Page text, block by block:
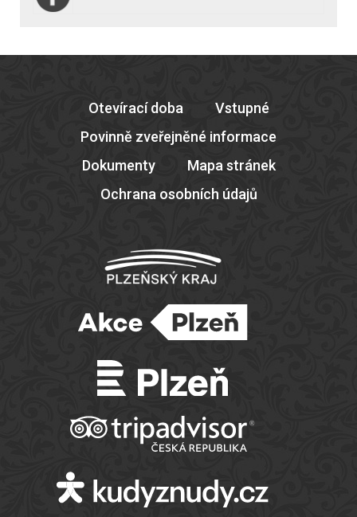
Otevírací doba
Vstupné
Povinně zveřejněné informace
Dokumenty
Mapa stránek
Ochrana osobních údajů